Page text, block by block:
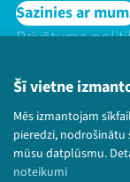
Šī vietne
Mēs izmantojam
pieredzi, nodrošinātu
mūsu datplūsmu.
noteikumi
Sazinies ar
Privātuma
Bērnu
© 2026 Sarunu
paturētas.